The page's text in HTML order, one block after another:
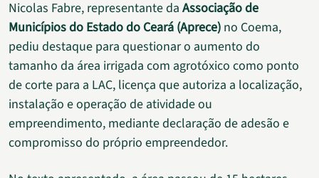
Nicolas Fabre, representante da Associação de
Municípios do Estado do Ceará (Aprece) no Coema,
pediu destaque para questionar o aumento do
tamanho da área irrigada com agrotóxico como ponto
de corte para a LAC, licença que autoriza a localização,
instalação e operação de atividade ou
empreendimento, mediante declaração de adesão e
compromisso do próprio empreendedor.